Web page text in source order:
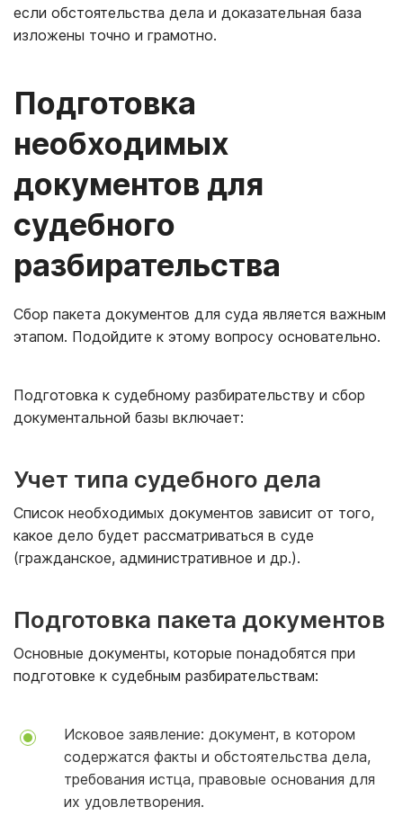
если обстоятельства дела и доказательная база
изложены точно и грамотно.
Подготовка
необходимых
документов для
судебного
разбирательства
Сбор пакета документов для суда является важным
этапом. Подойдите к этому вопросу основательно.
Подготовка к судебному разбирательству и сбор
документальной базы включает:
Учет типа судебного дела
Список необходимых документов зависит от того,
какое дело будет рассматриваться в суде
(гражданское, административное и др.).
Подготовка пакета документов
Основные документы, которые понадобятся при
подготовке к судебным разбирательствам:
Исковое заявление: документ, в котором
содержатся факты и обстоятельства дела,
требования истца, правовые основания для
их удовлетворения.